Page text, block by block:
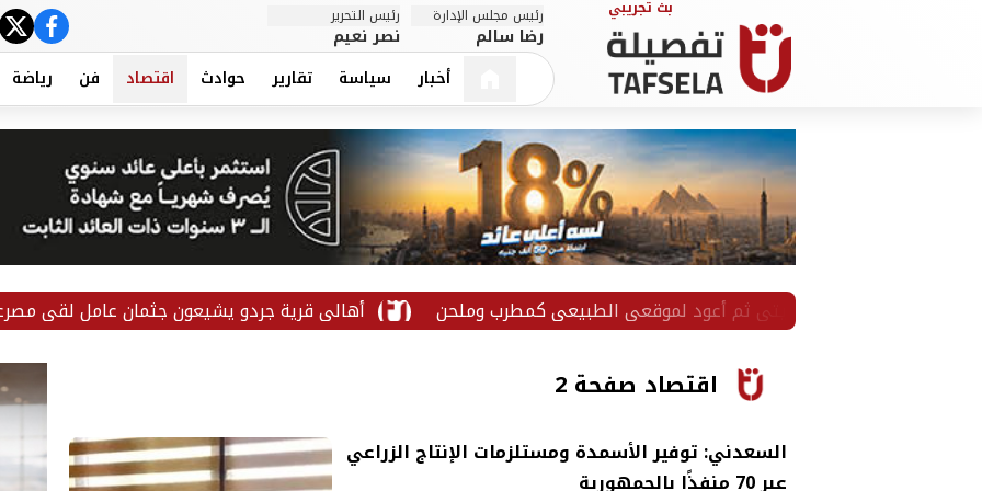
رئيس مجلس الإدارة
رضا سالم
رئيس التحرير
نصر نعيم
أخبار سياسة تقارير حوادث اقتصاد فن رياضة
أهالي قرية جردو يشيعون جثمان عامل لقي مصرعه إثر سقوطه ولايتي ثم أعود لموقعي الطبيعي كمطرب وملحن
اقتصاد صفحة 2
السعدني: توفير الأسمدة ومستلزمات الإنتاج الزراعي
عبر 70 منفذًا بالجمهورية